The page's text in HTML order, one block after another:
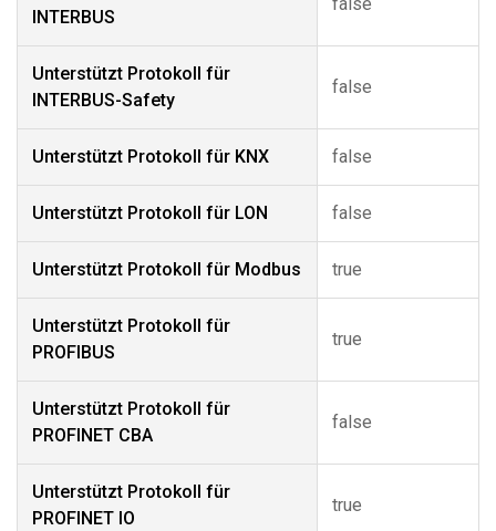
INTERBUS
Unterstützt Protokoll für
INTERBUS-Safety
false
Unterstützt Protokoll für KNX false
Unterstützt Protokoll für LON false
Unterstützt Protokoll für Modbus true
Unterstützt Protokoll für
PROFIBUS
true
Unterstützt Protokoll für
PROFINET CBA
false
Unterstützt Protokoll für
PROFINET IO
true